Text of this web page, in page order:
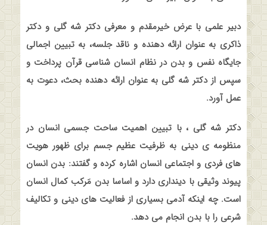
دبیر علمی با عرض خیرمقدم و معرفی دکتر شه گلی و دکتر
ذاکری به عنوان ارائه دهنده و ناقد جلسه، به تبیین اجمالی
جایگاه نفس و بدن در نظام انسان شناسی قرآن پرداخت و
سپس از دکتر شه گلی به عنوان ارائه دهنده بحث، دعوت به
عمل آورد.
دکتر شه گلی ، با تبیین اهمیت ساحت جسمی انسان در
منظومه ی دینی به ظرفیت عظیم جسم برای ظهور هویت
های فردی و اجتماعی انسان اشاره کرده و گفتند: بدن انسان
پیوند وثیقی با دینداری دارد و اساسا بدن مَرکب کمال انسان
است. چه اینکه آدمی بسیاری از فعالیت های دینی و تکالیف
شرعی را با بدن انجام می دهد.